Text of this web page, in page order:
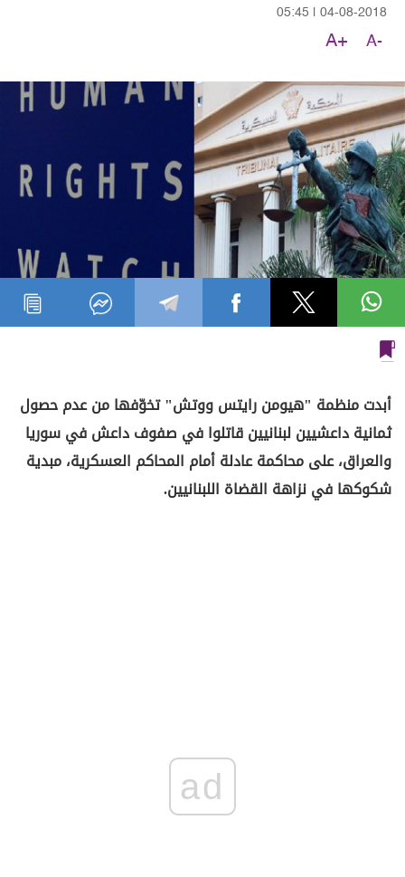
04-08-2018
05:45
A-
A+
أبدت منظمة "هيومن رايتس ووتش" تخوّفها من عدم حصول
ثمانية داعشيين لبنانيين قاتلوا في صفوف داعش في سوريا
والعراق، على محاكمة عادلة أمام المحاكم العسكرية، مبدية
شكوكها في نزاهة القضاة اللبنانيين.
ad